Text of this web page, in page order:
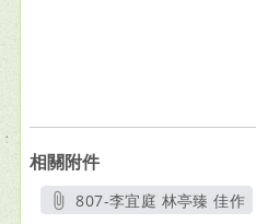
相關附件
807-李宜庭 林亭臻 佳作